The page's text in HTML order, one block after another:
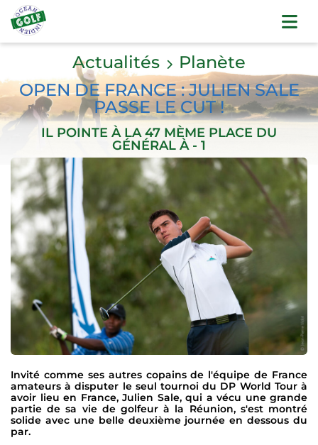
Actualités
Planète
OPEN DE FRANCE : JULIEN SALE
PASSE LE CUT !
IL POINTE À LA 47 MÈME PLACE DU
GÉNÉRAL À - 1
Invité comme ses autres copains de l'équipe de France
amateurs à disputer le seul tournoi du DP World Tour à
avoir lieu en France, Julien Sale, qui a vécu une grande
partie de sa vie de golfeur à la Réunion, s'est montré
solide avec une belle deuxième journée en dessous du
par.